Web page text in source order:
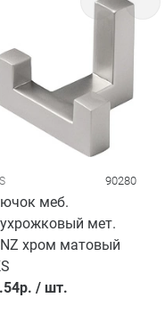
90280
меб.
мет.
хром матовый
р. / шт.